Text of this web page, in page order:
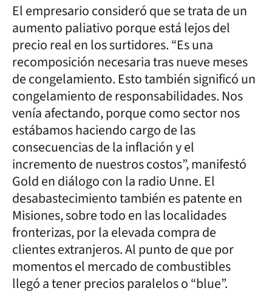
El empresario consideró que se trata de un
aumento paliativo porque está lejos del
precio real en los surtidores. “Es una
recomposición necesaria tras nueve meses
de congelamiento. Esto también significó un
congelamiento de responsabilidades. Nos
venía afectando, porque como sector nos
estábamos haciendo cargo de las
consecuencias de la inflación y el
incremento de nuestros costos”, manifestó
Gold en diálogo con la radio Unne. El
desabastecimiento también es patente en
Misiones, sobre todo en las localidades
fronterizas, por la elevada compra de
clientes extranjeros. Al punto de que por
momentos el mercado de combustibles
llegó a tener precios paralelos o “blue”.